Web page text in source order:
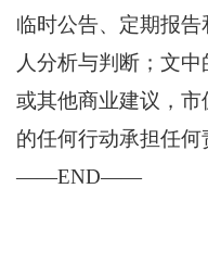
临时公告、定期报
人分析与判断；文
或其他商业建议，
的任何行动承担任何
——END——